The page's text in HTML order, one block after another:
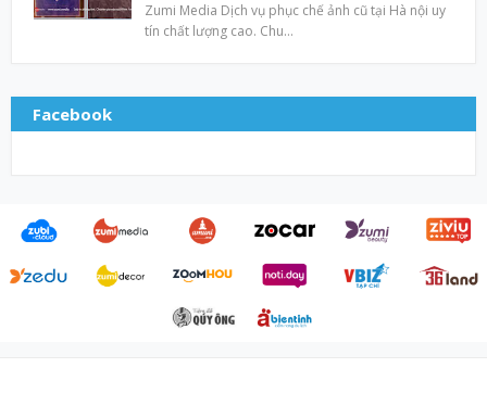
Zumi Media Dịch vụ phục chế ảnh cũ tại Hà nội uy
tín chất lượng cao. Chu…
Facebook